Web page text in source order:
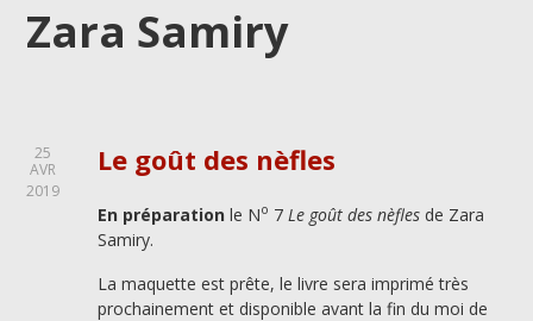
Zara Samiry
25
AVR
2019
Le goût des nèfles
En préparation le No 7Le goût des nèfles de Zara
Samiry.
La maquette est prête, le livre sera imprimé très
prochainement et disponible avant la fin du moi de